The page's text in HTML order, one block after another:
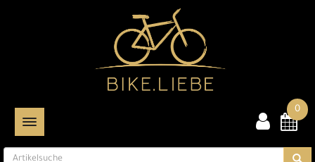
TOGGLE NAVIGATION
0